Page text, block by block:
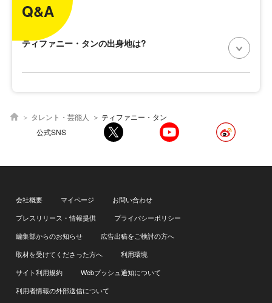
Q&A
ティファニー・タンの出身地は?
タレント・芸能人
ティファニー・タン
公式SNS
会社概要 マイページ
お問い合わせ
プレスリリース・情報提供
プライバシーポリシー
編集部からのお知らせ
広告出稿をご検討の方へ
取材を受けてくださった方へ
利用環境
サイト利用規約
Webプッシュ通知について
利用者情報の外部送信について